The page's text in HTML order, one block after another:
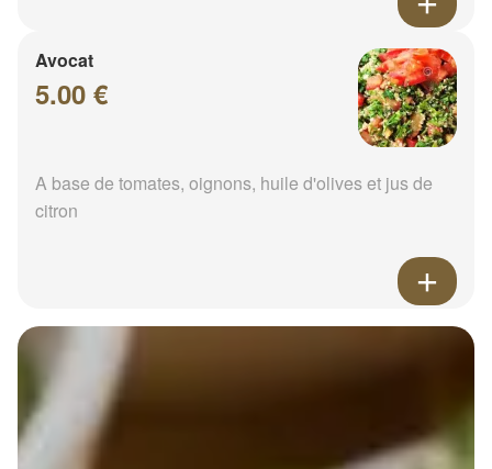
Avocat
5.00 €
A base de tomates, oignons, huile d'olives et jus de
citron